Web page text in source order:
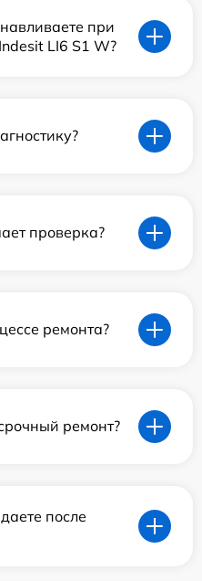
при
LI6 S1 W?
проверка?
ремонта?
ремонт?
после